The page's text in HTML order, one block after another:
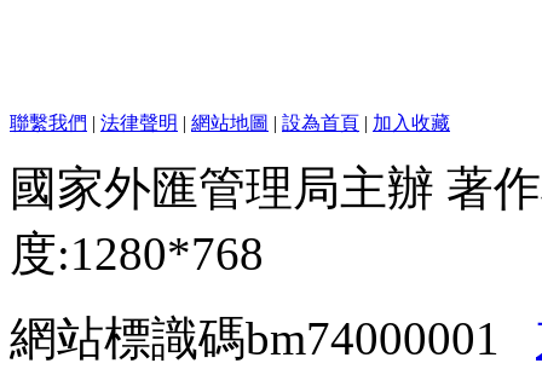
聯繫我們 | 法律聲明 | 網站地圖 | 設為首頁 | 加入收藏
國家外匯管理局主辦 著
度:1280*768
網站標識碼bm74000001